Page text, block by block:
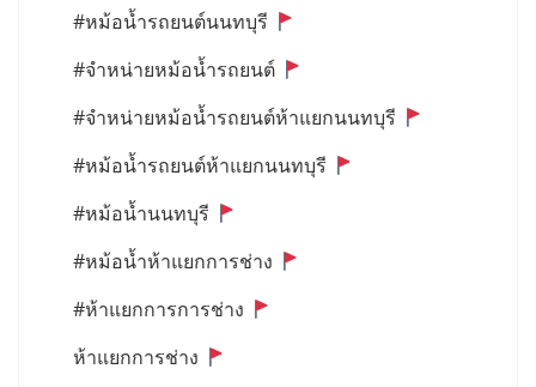
#หม้อน้ำรถยนต์นนทบุรี
#จำหน่ายหม้อน้ำรถยนต์
#จำหน่ายหม้อน้ำรถยนต์ห้าแยกนนทบุรี
#หม้อน้ำรถยนต์ห้าแยกนนทบุรี
#หม้อน้ำนนทบุรี
#หม้อน้ำห้าแยกการช่าง
#ห้าแยกการการช่าง
ห้าแยกการช่าง